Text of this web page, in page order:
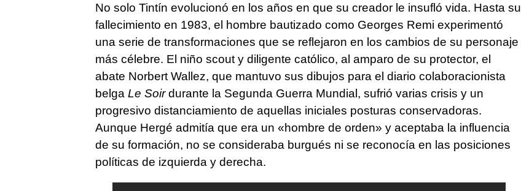
No solo Tintín evolucionó en los años en que su creador le insufló vida. Hasta su
fallecimiento en 1983, el hombre bautizado como Georges Remi experimentó
una serie de transformaciones que se reflejaron en los cambios de su personaje
más célebre. El niño scout y diligente católico, al amparo de su protector, el
abate Norbert Wallez, que mantuvo sus dibujos para el diario colaboracionista
belga Le Soirdurante la Segunda Guerra Mundial, sufrió varias crisis y un
progresivo distanciamiento de aquellas iniciales posturas conservadoras.
Aunque Hergé admitía que era un «hombre de orden» y aceptaba la influencia
de su formación, no se consideraba burgués ni se reconocía en las posiciones
políticas de izquierda y derecha.